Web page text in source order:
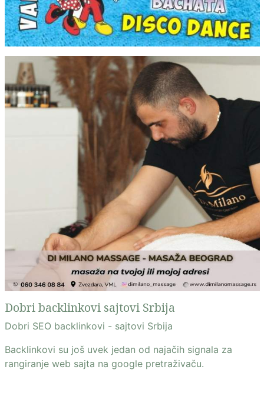
Dobri backlinkovi sajtovi Srbija
Dobri SEO backlinkovi - sajtovi Srbija
Backlinkovi su još uvek jedan od najačih signala za
rangiranje web sajta na google pretraživaču.